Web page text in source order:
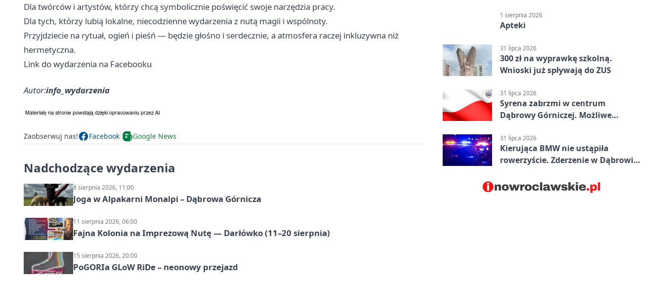
Dla twórców i artystów, którzy chcą symbolicznie poświęcić swoje narzędzia pracy.
Dla tych, którzy lubią lokalne, niecodzienne wydarzenia z nutą magii i wspólnoty.
Przyjdziecie na rytuał, ogień i pieśń — będzie głośno i serdecznie, a atmosfera raczej inkluzywna niż
hermetyczna.
Link do wydarzenia na Facebooku
Autor:info_wydarzenia
Zaobserwuj nas! Facebook Google News
Nadchodzące wydarzenia
8 sierpnia 2026, 11:00
Joga w Alpakarni Monalpi – Dąbrowa Górnicza
11 sierpnia 2026, 06:00
Fajna Kolonia na Imprezową Nutę — Darłówko (11–20 sierpnia)
15 sierpnia 2026, 20:00
PoGORIa GLoW RiDe – neonowy przejazd
1 sierpnia 2026
Apteki
31 lipca 2026
300 zł na wyprawkę szkolną.
Wnioski już spływają do ZUS
31 lipca 2026
Syrena zabrzmi w centrum
Dąbrowy Górniczej. Możliwe
31 lipca 2026
Kierująca BMW nie ustąpiła
rowerzyście. Zderzenie w Dąbrowie